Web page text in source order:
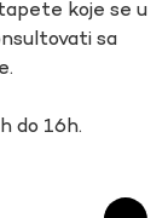
koje se u
sa
do 16h.